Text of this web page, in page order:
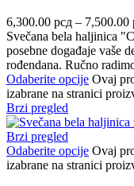
6,300.00 рсд – 7,500.00
Svečana bela haljinica
posebne događaje vaše
rođendana. Ručno
Odaberite opcije Ovaj
izabrane na stranici
Brzi pregled
Brzi pregled
Odaberite opcije Ovaj
izabrane na stranici